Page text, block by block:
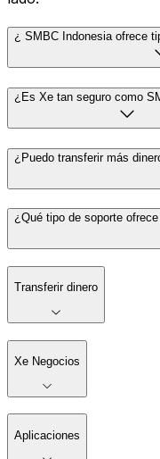
¿ SMBC Indonesia ofrece
¿Es Xe tan seguro como
¿Puedo transferir más
¿Qué tipo de soporte
Transferir dinero
Xe Negocios
Aplicaciones